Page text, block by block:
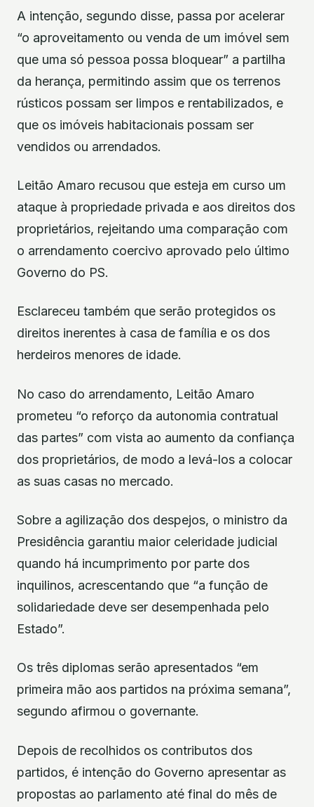
A intenção, segundo disse, passa por acelerar
“o aproveitamento ou venda de um imóvel sem
que uma só pessoa possa bloquear” a partilha
da herança, permitindo assim que os terrenos
rústicos possam ser limpos e rentabilizados, e
que os imóveis habitacionais possam ser
vendidos ou arrendados.
Leitão Amaro recusou que esteja em curso um
ataque à propriedade privada e aos direitos dos
proprietários, rejeitando uma comparação com
o arrendamento coercivo aprovado pelo último
Governo do PS.
Esclareceu também que serão protegidos os
direitos inerentes à casa de família e os dos
herdeiros menores de idade.
No caso do arrendamento, Leitão Amaro
prometeu “o reforço da autonomia contratual
das partes” com vista ao aumento da confiança
dos proprietários, de modo a levá-los a colocar
as suas casas no mercado.
Sobre a agilização dos despejos, o ministro da
Presidência garantiu maior celeridade judicial
quando há incumprimento por parte dos
inquilinos, acrescentando que “a função de
solidariedade deve ser desempenhada pelo
Estado”.
Os três diplomas serão apresentados “em
primeira mão aos partidos na próxima semana”,
segundo afirmou o governante.
Depois de recolhidos os contributos dos
partidos, é intenção do Governo apresentar as
propostas ao parlamento até final do mês de